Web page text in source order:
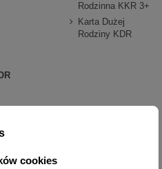
Rodzinna KKR 3+
Karta Dużej
Rodziny KDR
cookies